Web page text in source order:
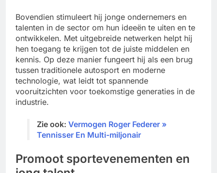
Bovendien stimuleert hij jonge ondernemers en
talenten in de sector om hun ideeën te uiten en te
ontwikkelen. Met uitgebreide netwerken helpt hij
hen toegang te krijgen tot de juiste middelen en
kennis. Op deze manier fungeert hij als een brug
tussen traditionele autosport en moderne
technologie, wat leidt tot spannende
vooruitzichten voor toekomstige generaties in de
industrie.
Zie ook: Vermogen Roger Federer »
Tennisser En Multi-miljonair
Promoot sportevenementen en